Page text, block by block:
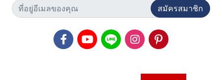
สมัครสมาชิก